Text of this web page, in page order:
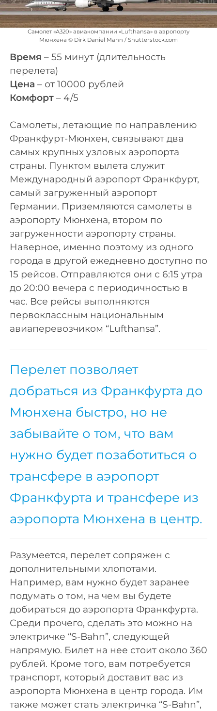
Самолет «A320» авиакомпании «Lufthansa» в аэропорту
Мюнхена © Dirk Daniel Mann / Shutterstock.com
Время – 55 минут (длительность
перелета)
Цена – от 10000 рублей
Комфорт – 4/5
Самолеты, летающие по направлению
Франкфурт-Мюнхен, связывают два
самых крупных узловых аэропорта
страны. Пунктом вылета служит
Международный аэропорт Франкфурт,
самый загруженный аэропорт
Германии. Приземляются самолеты в
аэропорту Мюнхена, втором по
загруженности аэропорту страны.
Наверное, именно поэтому из одного
города в другой ежедневно доступно по
15 рейсов. Отправляются они с 6:15 утра
до 20:00 вечера с периодичностью в
час. Все рейсы выполняются
первоклассным национальным
авиаперевозчиком “Lufthansa”.
Перелет позволяет
добраться из Франкфурта до
Мюнхена быстро, но не
забывайте о том, что вам
нужно будет позаботиться о
трансфере в аэропорт
Франкфурта и трансфере из
аэропорта Мюнхена в центр.
Разумеется, перелет сопряжен с
дополнительными хлопотами.
Например, вам нужно будет заранее
подумать о том, на чем вы будете
добираться до аэропорта Франкфурта.
Среди прочего, сделать это можно на
электричке “S-Bahn”, следующей
напрямую. Билет на нее стоит около 360
рублей. Кроме того, вам потребуется
транспорт, который доставит вас из
аэропорта Мюнхена в центр города. Им
также может стать электричка “S-Bahn”,